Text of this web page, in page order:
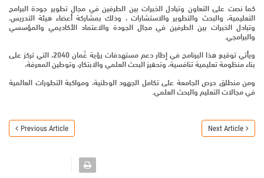
كما نصت على التعاون وتبادل الخبرات بين الطرفين في مجال تطوير جودة البرامج
التعليمية، والبحث والتطوير والاستشارات ، وذلك بمشاركة أعضاء هيئة التدريس،
وتبادل الخبرات بين الطرفين في مجال الجودة والاعتماد الأكاديمي والمؤسسي
والبرامجي.
ويأتي توقيع هذا البرنامج في إطار دعم مستهدفات رؤية عُمان 2040، التي تركز على
بناء منظومة تعليمية تنافسية، وتحفيز البحث العلمي والابتكار، وتوطين المعرفة،
ومن منطلق حرص الجامعة على تكامل الجهود الوطنية، ومواكبة التطورات العالمية
في مجالات التعليم والبحث العلمي.
Previous Article Next Article